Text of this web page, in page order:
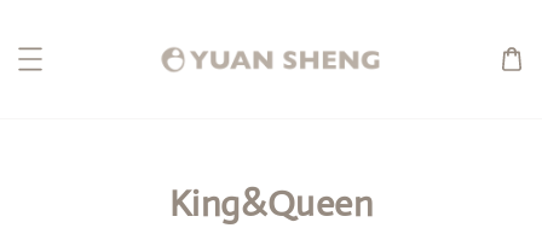
King&Queen